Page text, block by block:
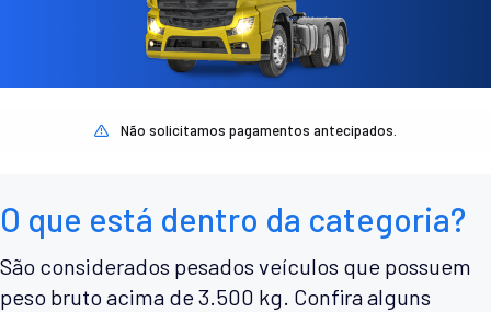
Não solicitamos pagamentos antecipados.
O que está dentro da categoria?
São considerados pesados veículos que possuem
peso bruto acima de 3.500 kg. Confira alguns